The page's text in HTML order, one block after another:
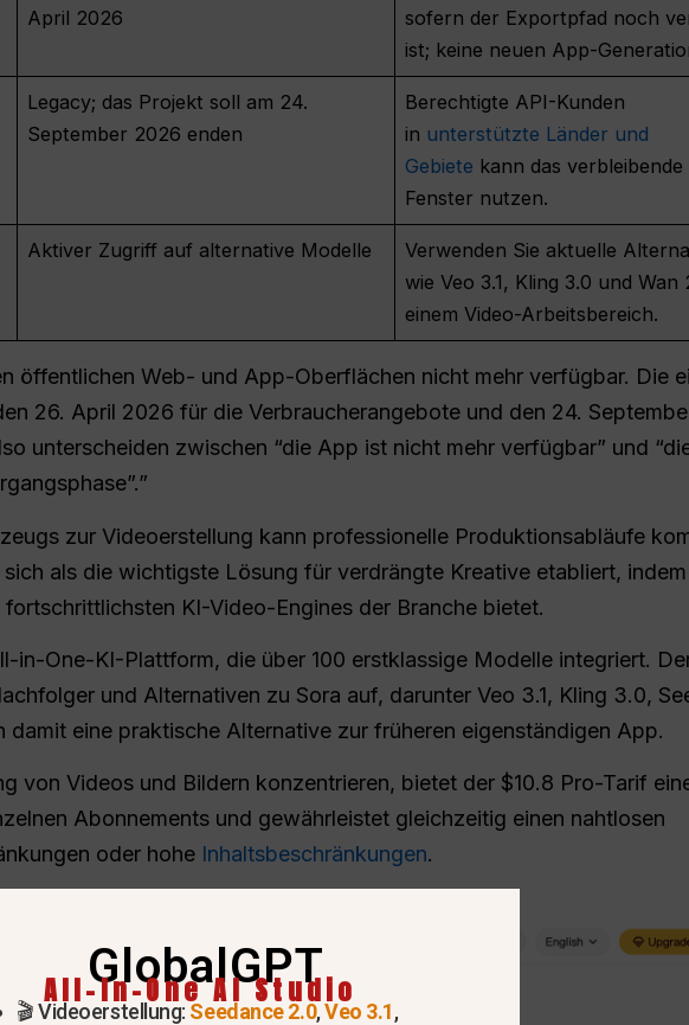
April 2026
sofern der Exportpfad noch
ist; keine neuen App-
Legacy; das Projekt soll am 24.
September 2026 enden
Berechtigte API-Kunden
in unterstützte Länder und
Gebiete kann das verbleibende
Fenster nutzen.
Aktiver Zugriff auf alternative Modelle
Verwenden Sie aktuelle
wie Veo 3.1, Kling 3.0 und Wan
einem Video-Arbeitsbereich.
öffentlichen Web- und App-Oberflächen nicht mehr verfügbar. Die
26. April 2026 für die Verbraucherangebote und den 24.
unterscheiden zwischen “die App ist nicht mehr verfügbar” und
zur Videoerstellung kann professionelle Produktionsabläufe
sich als die wichtigste Lösung für verdrängte Kreative etabliert, indem
KI-Video-Engines der Branche bietet.
in-One-KI-Plattform, die über 100 erstklassige Modelle integriert.
und Alternativen zu Sora auf, darunter Veo 3.1, Kling 3.0,
damit eine praktische Alternative zur früheren eigenständigen App.
von Videos und Bildern konzentrieren, bietet der $10.8 Pro-Tarif
Abonnements und gewährleistet gleichzeitig einen nahtlosen
oder hohe Inhaltsbeschränkungen.
GlobalGPT
All-In-One AI Studio
🎬 Videoerstellung: Seedance 2.0,Veo 3.1,